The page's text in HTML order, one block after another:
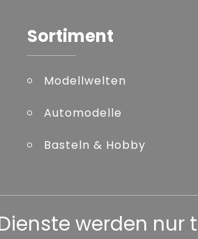
Sortiment
Modellwelten
Automodelle
Basteln & Hobby
werden